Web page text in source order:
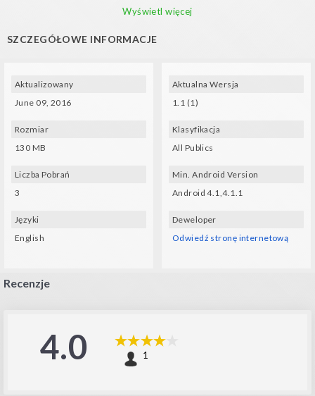
Features:
Music:
- Hep Cats Kevin MacLeod
Wyświetl więcej
SZCZEGÓŁOWE INFORMACJE
Aktualizowany
June 09, 2016
Rozmiar
130 MB
Liczba Pobrań
3
Języki
English
Aktualna Wersja
1.1 (1)
Klasyfikacja
All Publics
Min. Android Version
Android 4.1,4.1.1
Deweloper
Odwiedź stronę internetową
Recenzje
4.0 1